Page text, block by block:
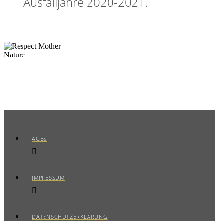
AGBS
IMPRESSUM
DATENSCHUTZERKLÄRUNG